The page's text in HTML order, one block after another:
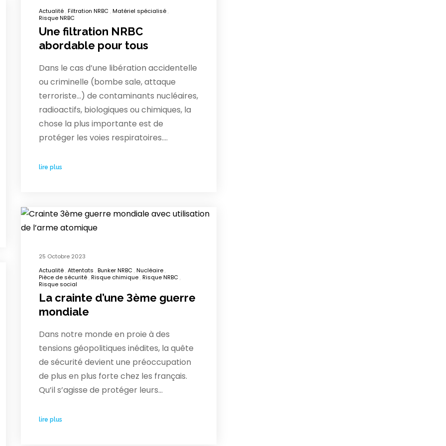
Actualité Filtration NRBC Matériel spécialisé
Risque NRBC
Une filtration NRBC
abordable pour tous
Dans le cas d’une libération accidentelle
ou criminelle (bombe sale, attaque
terroriste…) de contaminants nucléaires,
radioactifs, biologiques ou chimiques, la
chose la plus importante est de
protéger les voies respiratoires.…
lire plus
25 Octobre 2023
Actualité Attentats Bunker NRBC Nucléaire
Pièce de sécurité Risque chimique Risque NRBC
Risque social
La crainte d’une 3ème guerre
mondiale
Dans notre monde en proie à des
tensions géopolitiques inédites, la quête
de sécurité devient une préoccupation
de plus en plus forte chez les français.
Qu’il s’agisse de protéger leurs…
lire plus